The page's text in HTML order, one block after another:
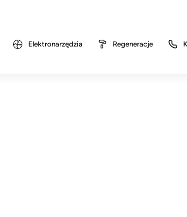
Elektronarzędzia Regeneracje